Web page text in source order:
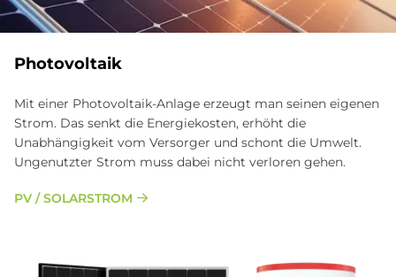
Photovoltaik
Mit einer Photovoltaik-Anlage erzeugt man seinen eigenen
Strom. Das senkt die Energiekosten, erhöht die
Unabhängigkeit vom Versorger und schont die Umwelt.
Ungenutzter Strom muss dabei nicht verloren gehen.
PV / SOLARSTROM